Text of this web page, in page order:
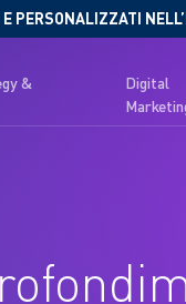
PERSONALIZZATI
&
Digital